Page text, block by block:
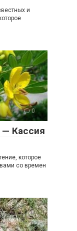
и
0
— Кассия
которое
со времен